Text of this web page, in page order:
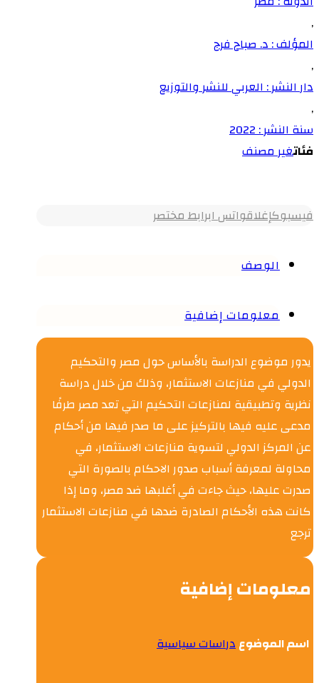
,
المؤلف : د. صباح فرج
,
دار النشر : العربي للنشر والتوزيع
,
سنة النشر : 2022
فئاتغير مصنف
فيسبوكإغلاقواتس ابرابط مختصر
الوصف
معلومات إضافية
يدور موضوع الدراسة بالأساس حول مصر والتحكيم
الدولي في منازعات الاستثمار، وذلك من خلال دراسة
نظرية وتطبيقية لمنازعات التحكيم التي تعد مصر طرفًا
مدعى عليه فيها بالتركيز على ما صدر فيها من أحكام
عن المركز الدولي لتسوية منازعات الاستثمار، في
محاولة لمعرفة أسباب صدور الاحكام بالصورة التي
صدرت عليها، حيث جاءت في أغلبها ضد مصر، وما إذا
كانت هذه الأحكام الصادرة ضدها في منازعات الاستثمار
ترجع
معلومات إضافية
اسم الموضوعدراسات سياسية